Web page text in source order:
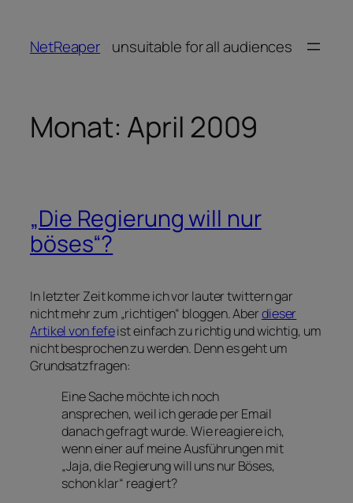
springen
NetReaper unsuitable for all audiences
Monat: April 2009
„Die Regierung will nur
böses“?
In letzter Zeit komme ich vor lauter twittern gar
nicht mehr zum „richtigen“ bloggen. Aberdieser
Artikel von fefeist einfach zu richtig und wichtig, um
nicht besprochen zu werden. Denn es geht um
Grundsatzfragen:
Eine Sache möchte ich noch
ansprechen, weil ich gerade per Email
danach gefragt wurde. Wie reagiere ich,
wenn einer auf meine Ausführungen mit
„Jaja, die Regierung will uns nur Böses,
schon klar“ reagiert?